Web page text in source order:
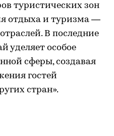
туристических зон
отдыха и туризма —
В последние
уделяет особое
сферы, создавая
гостей
стран».